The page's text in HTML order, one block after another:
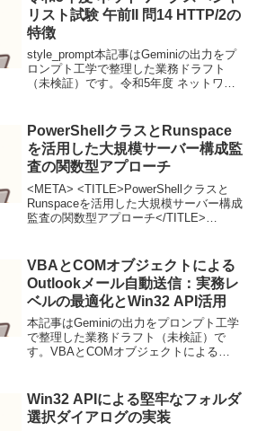
リスト試験 午前II 問14 HTTP/2の
特徴
style_prompt本記事はGeminiの出力をプ
ロンプト工学で整理した業務ドラフト
（未検証）です。令和5年度 ネットワー
解消するために策定されたH...
PowerShellクラスとRunspace
を活用した大規模サーバー構成監
査の関数型アプローチ
<META> <TITLE>PowerShellクラスと
Runspaceを活用した大規模サーバー構成
監査の関数型アプローチ</TITLE>
VBAとCOMオブジェクトによる
Outlookメール自動送信：実務レ
ベルの最適化とWin32 API活用
本記事はGeminiの出力をプロンプト工学
で整理した業務ドラフト（未検証）で
す。VBAとCOMオブジェクトによる
ビジネスシーンにおいて、メールの定型
的な...
Win32 APIによる堅牢なフォルダ
選択ダイアログの実装